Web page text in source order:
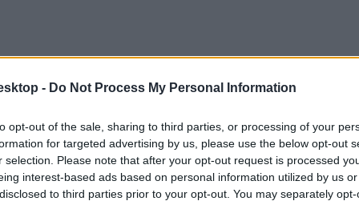
- Do Not Process My Personal Information
opt-out of the sale, sharing to third parties, or processing of your
for targeted advertising by us, please use the below opt-out
selection. Please note that after your opt-out request is processed
interest-based ads based on personal information utilized by us
to third parties prior to your opt-out. You may separately